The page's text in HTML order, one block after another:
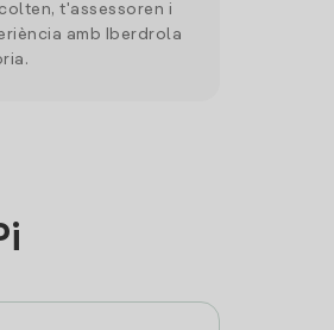
t'assessoren i
amb Iberdrola